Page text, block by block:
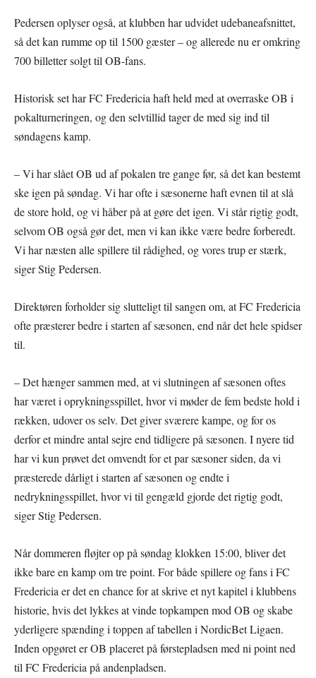
Pedersen oplyser også, at klubben har udvidet udebaneafsnittet,
så det kan rumme op til 1500 gæster – og allerede nu er omkring
700 billetter solgt til OB-fans.
Historisk set har FC Fredericia haft held med at overraske OB i
pokalturneringen, og den selvtillid tager de med sig ind til
søndagens kamp.
– Vi har slået OB ud af pokalen tre gange før, så det kan bestemt
ske igen på søndag. Vi har ofte i sæsonerne haft evnen til at slå
de store hold, og vi håber på at gøre det igen. Vi står rigtig godt,
selvom OB også gør det, men vi kan ikke være bedre forberedt.
Vi har næsten alle spillere til rådighed, og vores trup er stærk,
siger Stig Pedersen.
Direktøren forholder sig slutteligt til sangen om, at FC Fredericia
ofte præsterer bedre i starten af sæsonen, end når det hele spidser
til.
– Det hænger sammen med, at vi slutningen af sæsonen oftes
har været i oprykningsspillet, hvor vi møder de fem bedste hold i
rækken, udover os selv. Det giver sværere kampe, og for os
derfor et mindre antal sejre end tidligere på sæsonen. I nyere tid
har vi kun prøvet det omvendt for et par sæsoner siden, da vi
præsterede dårligt i starten af sæsonen og endte i
nedrykningsspillet, hvor vi til gengæld gjorde det rigtig godt,
siger Stig Pedersen.
Når dommeren fløjter op på søndag klokken 15:00, bliver det
ikke bare en kamp om tre point. For både spillere og fans i FC
Fredericia er det en chance for at skrive et nyt kapitel i klubbens
historie, hvis det lykkes at vinde topkampen mod OB og skabe
yderligere spænding i toppen af tabellen i NordicBet Ligaen.
Inden opgøret er OB placeret på førstepladsen med ni point ned
til FC Fredericia på andenpladsen.